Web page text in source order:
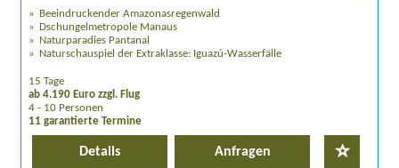
Beeindruckender Amazonasregenwald
Dschungelmetropole Manaus
Naturparadies Pantanal
Naturschauspiel der Extraklasse: Iguazú-Wasserfälle
15 Tage
ab 4.190 Euro zzgl. Flug
4 - 10 Personen
11 garantierte Termine
Details Anfragen